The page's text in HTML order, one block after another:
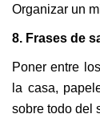
Organizar un
8. Frases de
Poner entre
la casa,
sobre todo del